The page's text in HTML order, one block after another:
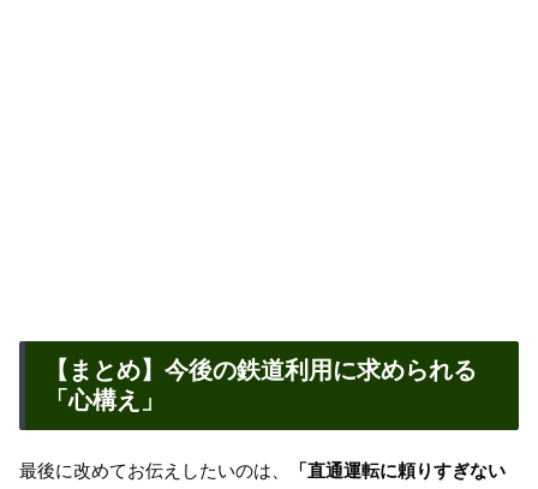
【まとめ】今後の鉄道利用に求められる
「心構え」
最後に改めてお伝えしたいのは、 「直通運転に頼りすぎない